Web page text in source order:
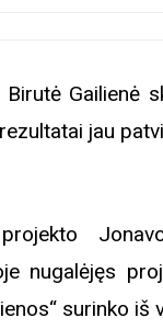
Birutė Gailienė
jau
nugalėjęs
surinko iš